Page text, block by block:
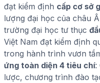
đạt kiểm định cấp cơ sở
lượng đại học của châu
trường đại học tư thục
Việt Nam đạt kiểm định
trong hành trình vươn
ứng toàn diện 4 tiêu chí:
lược, chương trình đào